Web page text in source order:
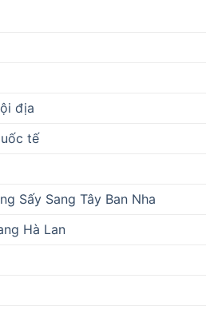
địa
tế
Sấy Sang Tây Ban Nha
Hà Lan